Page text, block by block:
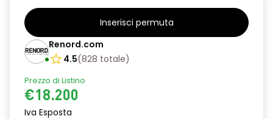
Inserisci permuta
Renord.com
4.5(828 totale)
Prezzo di Listino
€18.200
Iva Esposta